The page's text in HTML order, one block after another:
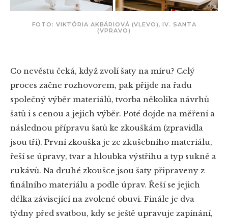
FOTO: VIKTÓRIA AKBÁRIOVÁ (VLEVO), IV. SANTA
(VPRAVO)
Co nevěstu čeká, když zvolí šaty na míru? Celý
proces začne rozhovorem, pak přijde na řadu
společný výběr materiálů, tvorba několika návrhů
šatů i s cenou a jejich výběr. Poté dojde na měření a
následnou přípravu šatů ke zkouškám (zpravidla
jsou tři). První zkouška je ze zkušebního materiálu,
řeší se úpravy, tvar a hloubka výstřihu a typ sukně a
rukávů. Na druhé zkoušce jsou šaty připraveny z
finálního materiálu a podle úprav. Řeší se jejich
délka závisející na zvolené obuvi. Finále je dva
týdny před svatbou, kdy se ještě upravuje zapínání,